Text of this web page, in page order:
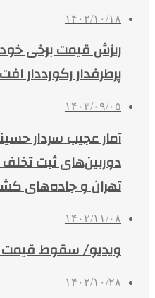
۱۴۰۲/۱۰/۱۸
ریزش قیمت برخی
پرطرفدار
۱۴۰۳/۰۹/۰۵
آمار عجیب سردار
دوربین‌های ثبت تخلف
تهران و جاده‌های
۱۴۰۲/۱۱/۰۸
ویدیو/ سقوط قیمت بیت‌کوین
۱۴۰۲/۱۰/۲۸